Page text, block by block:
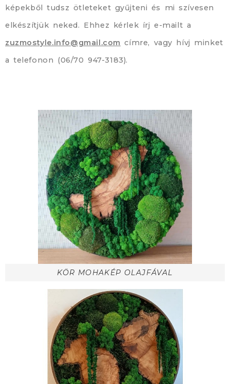
képekből tudsz ötleteket gyűjteni és mi szívesen
elkészítjük neked. Ehhez kérlek írj e-mailt a
zuzmostyle.info@gmail.com címre, vagy hívj minket
a telefonon (06/70 947-3183).
KÖR MOHAKÉP OLAJFÁVAL